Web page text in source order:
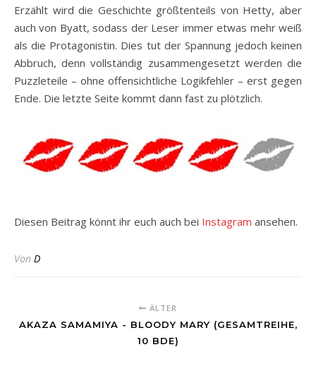
Erzählt wird die Geschichte größtenteils von Hetty, aber
auch von Byatt, sodass der Leser immer etwas mehr weiß
als die Protagonistin. Dies tut der Spannung jedoch keinen
Abbruch, denn vollständig zusammengesetzt werden die
Puzzleteile – ohne offensichtliche Logikfehler – erst gegen
Ende. Die letzte Seite kommt dann fast zu plötzlich.
Diesen Beitrag könnt ihr euch auch bei Instagram ansehen.
Von D
ÄLTER
AKAZA SAMAMIYA - BLOODY MARY (GESAMTREIHE,
10 BDE)